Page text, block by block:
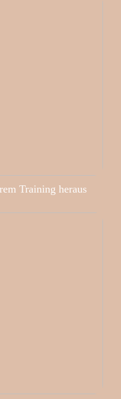
Training heraus